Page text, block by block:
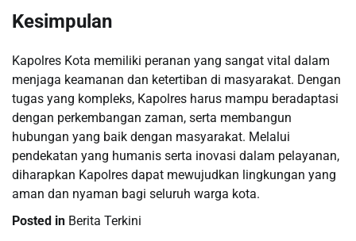
Kesimpulan
Kapolres Kota memiliki peranan yang sangat vital dalam
menjaga keamanan dan ketertiban di masyarakat. Dengan
tugas yang kompleks, Kapolres harus mampu beradaptasi
dengan perkembangan zaman, serta membangun
hubungan yang baik dengan masyarakat. Melalui
pendekatan yang humanis serta inovasi dalam pelayanan,
diharapkan Kapolres dapat mewujudkan lingkungan yang
aman dan nyaman bagi seluruh warga kota.
Posted in Berita Terkini